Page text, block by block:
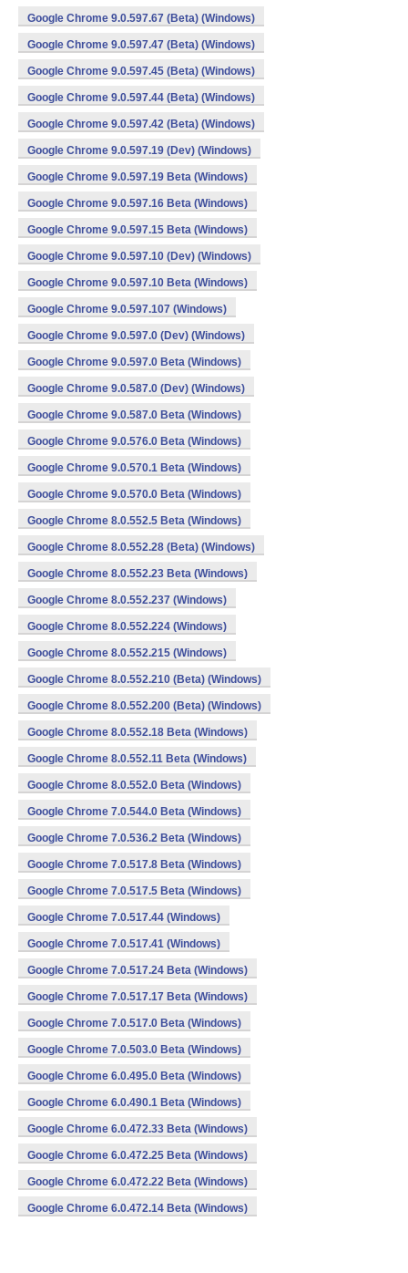
Google Chrome 9.0.597.67 (Beta) (Windows)
Google Chrome 9.0.597.47 (Beta) (Windows)
Google Chrome 9.0.597.45 (Beta) (Windows)
Google Chrome 9.0.597.44 (Beta) (Windows)
Google Chrome 9.0.597.42 (Beta) (Windows)
Google Chrome 9.0.597.19 (Dev) (Windows)
Google Chrome 9.0.597.19 Beta (Windows)
Google Chrome 9.0.597.16 Beta (Windows)
Google Chrome 9.0.597.15 Beta (Windows)
Google Chrome 9.0.597.10 (Dev) (Windows)
Google Chrome 9.0.597.10 Beta (Windows)
Google Chrome 9.0.597.107 (Windows)
Google Chrome 9.0.597.0 (Dev) (Windows)
Google Chrome 9.0.597.0 Beta (Windows)
Google Chrome 9.0.587.0 (Dev) (Windows)
Google Chrome 9.0.587.0 Beta (Windows)
Google Chrome 9.0.576.0 Beta (Windows)
Google Chrome 9.0.570.1 Beta (Windows)
Google Chrome 9.0.570.0 Beta (Windows)
Google Chrome 8.0.552.5 Beta (Windows)
Google Chrome 8.0.552.28 (Beta) (Windows)
Google Chrome 8.0.552.23 Beta (Windows)
Google Chrome 8.0.552.237 (Windows)
Google Chrome 8.0.552.224 (Windows)
Google Chrome 8.0.552.215 (Windows)
Google Chrome 8.0.552.210 (Beta) (Windows)
Google Chrome 8.0.552.200 (Beta) (Windows)
Google Chrome 8.0.552.18 Beta (Windows)
Google Chrome 8.0.552.11 Beta (Windows)
Google Chrome 8.0.552.0 Beta (Windows)
Google Chrome 7.0.544.0 Beta (Windows)
Google Chrome 7.0.536.2 Beta (Windows)
Google Chrome 7.0.517.8 Beta (Windows)
Google Chrome 7.0.517.5 Beta (Windows)
Google Chrome 7.0.517.44 (Windows)
Google Chrome 7.0.517.41 (Windows)
Google Chrome 7.0.517.24 Beta (Windows)
Google Chrome 7.0.517.17 Beta (Windows)
Google Chrome 7.0.517.0 Beta (Windows)
Google Chrome 7.0.503.0 Beta (Windows)
Google Chrome 6.0.495.0 Beta (Windows)
Google Chrome 6.0.490.1 Beta (Windows)
Google Chrome 6.0.472.33 Beta (Windows)
Google Chrome 6.0.472.25 Beta (Windows)
Google Chrome 6.0.472.22 Beta (Windows)
Google Chrome 6.0.472.14 Beta (Windows)